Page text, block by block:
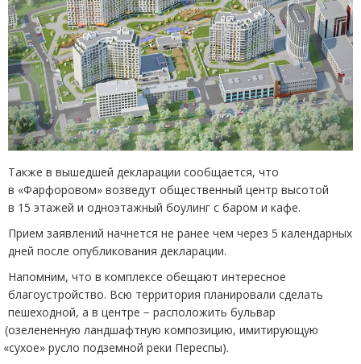
Также в вышедшей декларации сообщается, что
в «Фарфоровом» возведут общественный центр высотой
в 15 этажей и одноэтажный боулинг с баром и кафе.
Прием заявлений начнется не ранее чем через 5 календарных
дней после опубликования декларации.
Напомним, что в комплексе обещают интересное
благоустройство. Всю территория планировали сделать
пешеходной, а в центре − расположить бульвар
(озелененную ландшафтную композицию, имитирующую
«сухое» русло подземной реки Переспы).